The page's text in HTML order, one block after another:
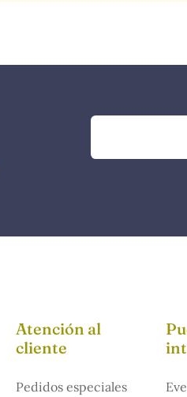
Atención al
cliente
Pedidos especiales